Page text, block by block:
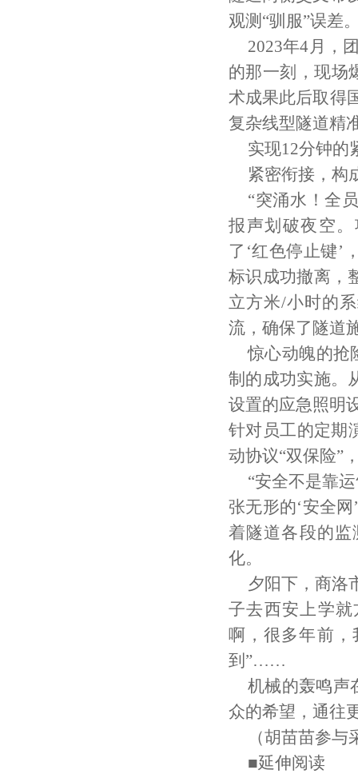
观测“驯服”误差
2023年4月，
的那一刻，现场
术成果此后取得
复杂线型隧道精
实现12分钟的
紧密衔接，构
“突涌水！全
报声划破夜空
了‘红色停止键’
标识成功撤离，
立方米/小时的
流，确保了隧道
惊心动魄的
制的成功实施。
设置的应急照明
针对员工的定期
动协议“双保险”
“安全不是靠
张无形的‘安全
着隧道各段的监
化。
夕阳下，商洛
子去西安上学就
啊，很多年前
到”……
机械的轰鸣声
众的希望，通往
（胡苗苗参与
■延伸阅读